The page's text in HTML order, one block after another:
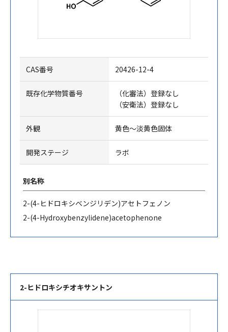
CAS番号 20426-12-4
既存化学物質番号
（化審法）登録なし
（安衛法）登録なし
外観 黄色～淡黄色固体
開発ステージ ラボ
別名称
2-(4- ヒドロキシベンジリデン)アセトフェノン
2-(4-Hydroxybenzylidene)acetophenone
2-ヒドロキシチオキサントン